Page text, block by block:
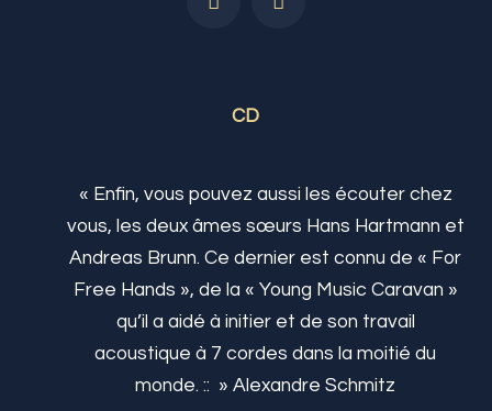
CD
« Enfin, vous pouvez aussi les écouter chez
vous, les deux âmes sœurs Hans Hartmann et
Andreas Brunn. Ce dernier est connu de « For
Free Hands », de la « Young Music Caravan »
qu’il a aidé à initier et de son travail
acoustique à 7 cordes dans la moitié du
monde. :: » Alexandre Schmitz